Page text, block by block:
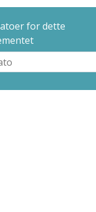
for dette